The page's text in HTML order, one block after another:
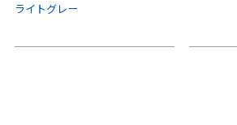
ライトグレー